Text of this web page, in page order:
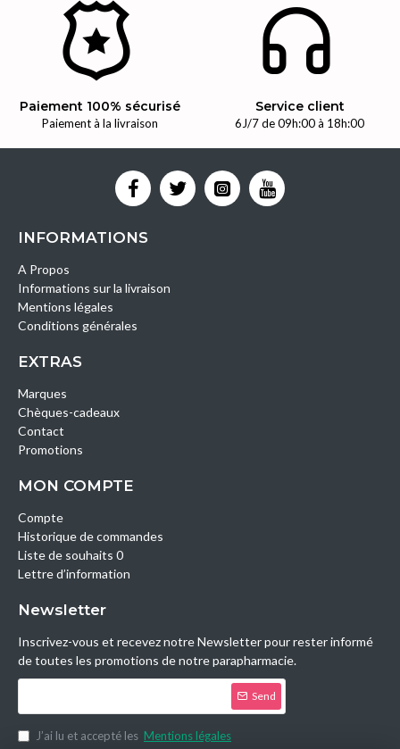
Paiement 100% sécurisé
Paiement à la livraison
Service client
6J/7 de 09h:00 à 18h:00
INFORMATIONS
A Propos
Informations sur la livraison
Mentions légales
Conditions générales
EXTRAS
Marques
Chèques-cadeaux
Contact
Promotions
MON COMPTE
Compte
Historique de commandes
Liste de souhaits 0
Lettre d’information
Newsletter
Inscrivez-vous et recevez notre Newsletter pour rester informé
de toutes les promotions de notre parapharmacie.
Send
J’ai lu et accepté les Mentions légales